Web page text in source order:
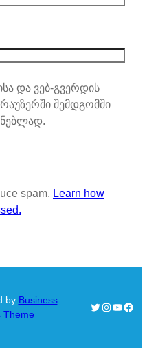
და ვებ-გვერდის
შემდგომში
spam. Learn how
by Business
Theme
Twitter